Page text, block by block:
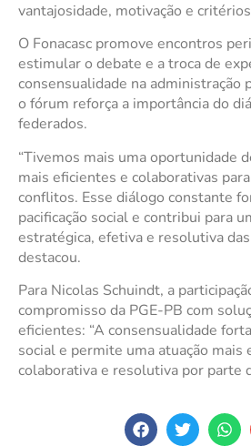
vantajosidade, motivação e
O Fonacasc promove encontros
estimular o debate e a troca de
consensualidade na administração
o fórum reforça a importância do
federados.
“Tivemos mais uma oportunidade
mais eficientes e colaborativas
conflitos. Esse diálogo constante
pacificação social e contribui para
estratégica, efetiva e resolutiva das
destacou.
Para Nicolas Schuindt, a
compromisso da PGE-PB com
eficientes: “A consensualidade
social e permite uma atuação mais
colaborativa e resolutiva por parte